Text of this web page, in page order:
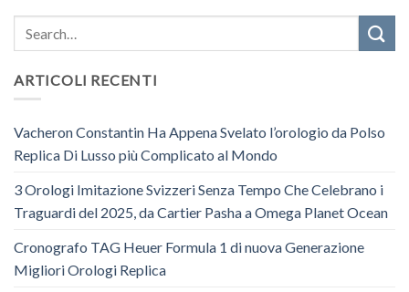
ARTICOLI RECENTI
Vacheron Constantin Ha Appena Svelato l’orologio da Polso
Replica Di Lusso più Complicato al Mondo
3 Orologi Imitazione Svizzeri Senza Tempo Che Celebrano i
Traguardi del 2025, da Cartier Pasha a Omega Planet Ocean
Cronografo TAG Heuer Formula 1 di nuova Generazione
Migliori Orologi Replica